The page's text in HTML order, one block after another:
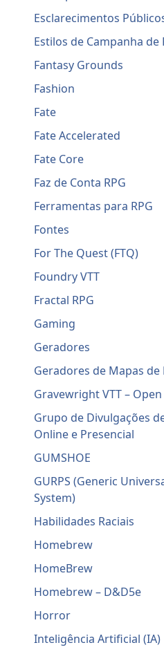
Esclarecimentos
Estilos de Campanha de
Fantasy Grounds
Fashion
Fate
Fate Accelerated
Fate Core
Faz de Conta RPG
Ferramentas para RPG
Fontes
For The Quest (FTQ)
Foundry VTT
Fractal RPG
Gaming
Geradores
Geradores de Mapas de
Gravewright VTT –
Grupo de Divulgações
Online e Presencial
GUMSHOE
GURPS (Generic
System)
Habilidades Raciais
Homebrew
HomeBrew
Homebrew – D&D5e
Horror
Inteligência Artificial (IA)